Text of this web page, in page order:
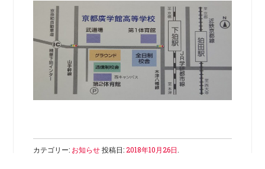
カテゴリー: お知らせ投稿日:2018年10月26日.